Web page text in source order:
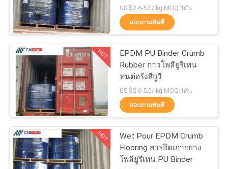
ทัวร์
โรงงาน
ควบคุม
คุณภาพ
ติดต่อ
เรา
ลู่วิ่งสังเคราะห์
US $2.6-5.0/ kg MOQ:1ตัน
สอบถามทันที
HOT
EPDM PU Binder Crumb
Rubber กาวโพลียูรีเทน
ทนต่อรังสียูวี
US $2.6-5.0/ kg MOQ:1ตัน
สอบถามทันที
HOT
Wet Pour EPDM Crumb
Flooring สารยึดเกาะยาง
โพลียูรีเทน PU Binder